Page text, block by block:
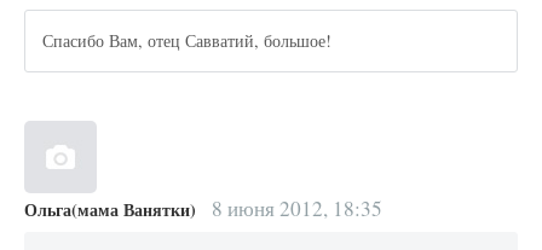
Спасибо Вам, отец Савватий, большое!
Ольга(мама Ванятки) 8 июня 2012, 18:35